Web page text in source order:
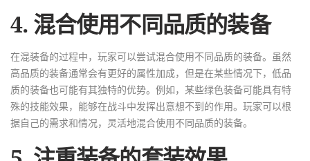
4. 混合使用不同品质的装备
在混装备的过程中，玩家可以尝试混合使用不同品质的装备。虽然
高品质的装备通常会有更好的属性加成，但是在某些情况下，低品
质的装备也可能有其独特的优势。例如，某些绿色装备可能具有特
殊的技能效果，能够在战斗中发挥出意想不到的作用。玩家可以根
据自己的需求和情况，灵活地混合使用不同品质的装备。